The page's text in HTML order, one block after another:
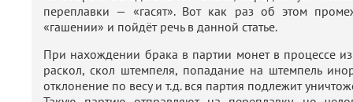
переплавки — «гасят». Вот как раз об этом
«гашении» и пойдёт речь в данной статье.
При нахождении брака в партии монет в процессе
раскол, скол штемпеля, попадание на штемпель
отклонение по весу и т.д. вся партия подлежит